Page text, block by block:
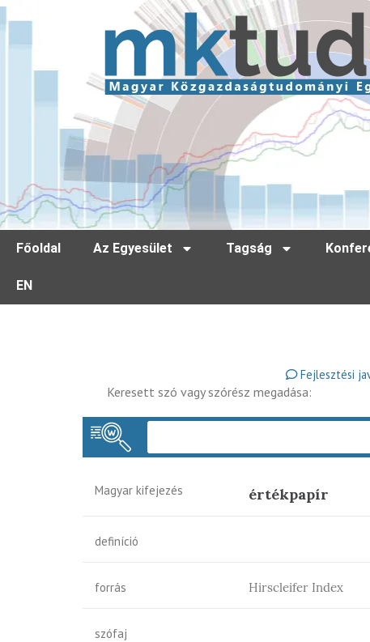
Főoldal Az Egyesület Tagság
EN
Fejlesztési
Keresett szó vagy szórész megadása:
Magyar kifejezés értékpapír
definíció
forrás Hirscleifer Index
szófaj